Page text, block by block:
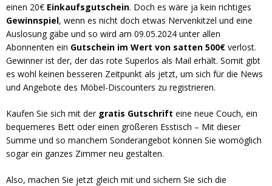
einen 20€ Einkaufsgutschein. Doch es wäre ja kein richtiges
Gewinnspiel, wenn es nicht doch etwas Nervenkitzel und eine
Auslosung gäbe und so wird am 09.05.2024 unter allen
Abonnenten ein Gutschein im Wert von satten 500€ verlost.
Gewinner ist der, der das rote Superlos als Mail erhält. Somit gibt
es wohl keinen besseren Zeitpunkt als jetzt, um sich für die News
und Angebote des Möbel-Discounters zu registrieren.
Kaufen Sie sich mit der gratis Gutschrift eine neue Couch, ein
bequemeres Bett oder einen größeren Esstisch – Mit dieser
Summe und so manchem Sonderangebot können Sie womöglich
sogar ein ganzes Zimmer neu gestalten.
Also, machen Sie jetzt gleich mit und sichern Sie sich die